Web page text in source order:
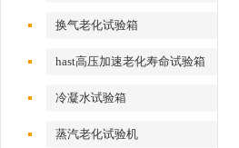
换气老化试验箱
hast高压加速老化寿命试验箱
冷凝水试验箱
蒸汽老化试验机